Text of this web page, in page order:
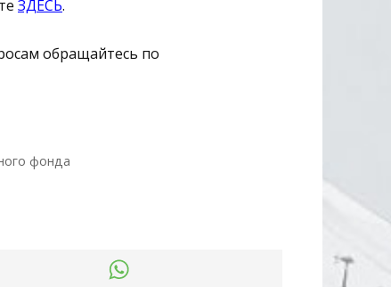
ЗДЕСЬ.
обращайтесь по
фонда